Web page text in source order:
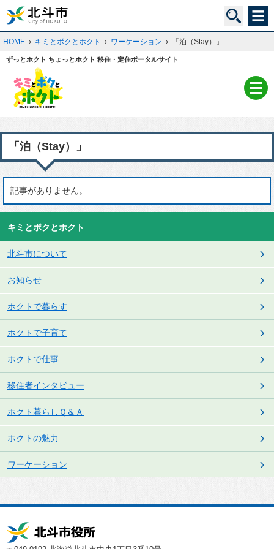
HOME › キミとボクとホクト › ワーケーション › 「泊（Stay）」
ずっとホクト ちょっとホクト 移住・定住ポータルサイト
「泊（Stay）」
記事がありません。
キミとボクとホクト
北斗市について
お知らせ
ホクトで暮らす
ホクトで子育て
ホクトで仕事
移住者インタビュー
ホクト暮らしＱ＆Ａ
ホクトの魅力
ワーケーション